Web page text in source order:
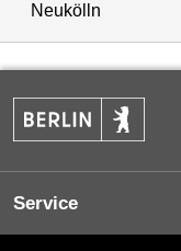
Neukölln
Service